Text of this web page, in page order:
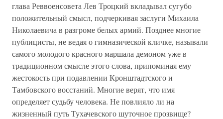
глава Реввоенсовета Лев Троцкий вкладывал сугубо
положительный смысл, подчеркивая заслуги Михаила
Николаевича в разгроме белых армий. Позднее многие
публицисты, не ведая о гимназической кличке, называли
самого молодого красного маршала демоном уже в
традиционном смысле этого слова, припоминая ему
жестокость при подавлении Кронштадтского и
Тамбовского восстаний. Многие верят, что имя
определяет судьбу человека. Не повлияло ли на
жизненный путь Тухачевского шуточное прозвище?